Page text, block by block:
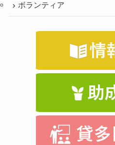
ボランティア